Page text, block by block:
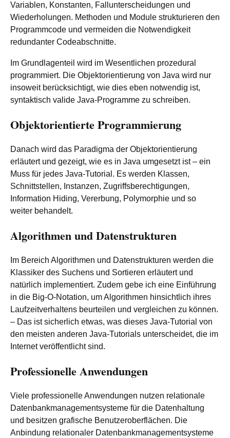
Variablen, Konstanten, Fallunterscheidungen und
Wiederholungen. Methoden und Module strukturieren den
Programmcode und vermeiden die Notwendigkeit
redundanter Codeabschnitte.
Im Grundlagenteil wird im Wesentlichen prozedural
programmiert. Die Objektorientierung von Java wird nur
insoweit berücksichtigt, wie dies eben notwendig ist,
syntaktisch valide Java-Programme zu schreiben.
Objektorientierte Programmierung
Danach wird das Paradigma der Objektorientierung
erläutert und gezeigt, wie es in Java umgesetzt ist – ein
Muss für jedes Java-Tutorial. Es werden Klassen,
Schnittstellen, Instanzen, Zugriffsberechtigungen,
Information Hiding, Vererbung, Polymorphie und so
weiter behandelt.
Algorithmen und Datenstrukturen
Im Bereich Algorithmen und Datenstrukturen werden die
Klassiker des Suchens und Sortieren erläutert und
natürlich implementiert. Zudem gebe ich eine Einführung
in die Big-O-Notation, um Algorithmen hinsichtlich ihres
Laufzeitverhaltens beurteilen und vergleichen zu können.
– Das ist sicherlich etwas, was dieses Java-Tutorial von
den meisten anderen Java-Tutorials unterscheidet, die im
Internet veröffentlicht sind.
Professionelle Anwendungen
Viele professionelle Anwendungen nutzen relationale
Datenbankmanagementsysteme für die Datenhaltung
und besitzen grafische Benutzeroberflächen. Die
Anbindung relationaler Datenbankmanagementsysteme